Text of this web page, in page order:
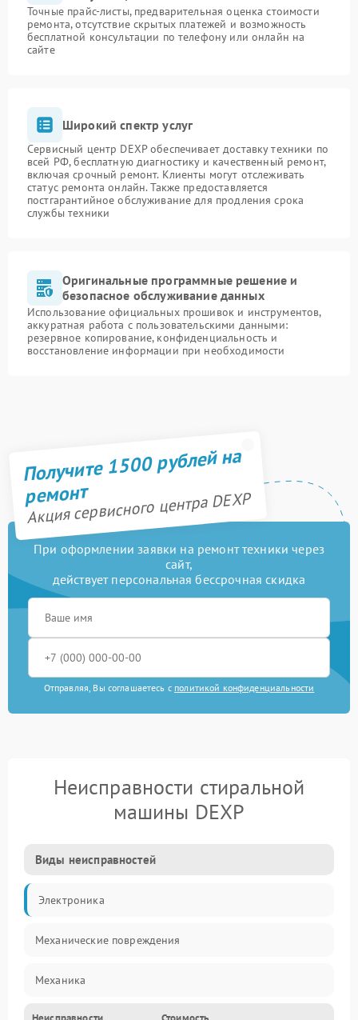
Точные прайс-листы, предварительная оценка стоимости
ремонта, отсутствие скрытых платежей и возможность
бесплатной консультации по телефону или онлайн на
сайте
Широкий спектр услуг
Сервисный центр DEXP обеспечивает доставку техники по
всей РФ, бесплатную диагностику и качественный ремонт,
включая срочный ремонт. Клиенты могут отслеживать
статус ремонта онлайн. Также предоставляется
постгарантийное обслуживание для продления срока
службы техники
Оригинальные программные решение и
безопасное обслуживание данных
Использование официальных прошивок и инструментов,
аккуратная работа с пользовательскими данными:
резервное копирование, конфиденциальность и
восстановление информации при необходимости
Получите 1500 рублей на
ремонт
Акция сервисного центра DEXP
При оформлении заявки на ремонт техники через
сайт,
действует персональная бессрочная скидка
Отправляя, Вы соглашаетесь с политикой конфиденциальности
Неисправности стиральной
машины DEXP
Виды неисправностей
Электроника
Механические повреждения
Механика